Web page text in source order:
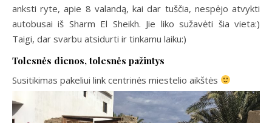
anksti ryte, apie 8 valandą, kai dar tuščia, nespėjo atvykti
autobusai iš Sharm El Sheikh. Jie liko sužavėti šia vieta:)
Taigi, dar svarbu atsidurti ir tinkamu laiku:)
Tolesnės dienos, tolesnės pažintys
Susitikimas pakeliui link centrinės miestelio aikštės